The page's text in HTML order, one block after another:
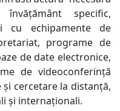
specific,
cu echipamente de
programe de
de date electronice,
de videoconferință
cercetare la distanță,
și internaționali.